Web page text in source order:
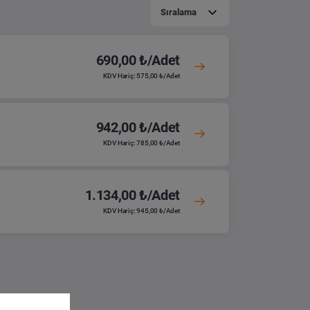
Sıralama
690,00 ₺/Adet
KDV Hariç: 575,00 ₺/Adet
942,00 ₺/Adet
KDV Hariç: 785,00 ₺/Adet
1.134,00 ₺/Adet
KDV Hariç: 945,00 ₺/Adet